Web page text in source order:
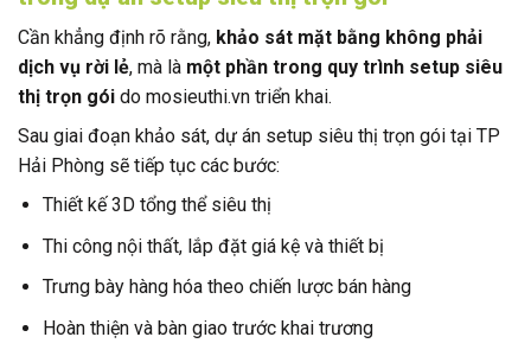
Cần khẳng định rõ rằng, khảo sát mặt bằng không phải
dịch vụ rời lẻ, mà là một phần trong quy trình setup siêu
thị trọn gói do mosieuthi.vn triển khai.
Sau giai đoạn khảo sát, dự án setup siêu thị trọn gói tại TP
Hải Phòng sẽ tiếp tục các bước:
Thiết kế 3D tổng thể siêu thị
Thi công nội thất, lắp đặt giá kệ và thiết bị
Trưng bày hàng hóa theo chiến lược bán hàng
Hoàn thiện và bàn giao trước khai trương